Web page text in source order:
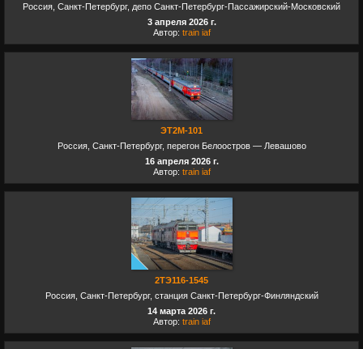
Россия, Санкт-Петербург, депо Санкт-Петербург-Пассажирский-Московский
3 апреля 2026 г.
Автор: train iaf
ЭТ2М-101
Россия, Санкт-Петербург, перегон Белоостров — Левашово
16 апреля 2026 г.
Автор: train iaf
2ТЭ116-1545
Россия, Санкт-Петербург, станция Санкт-Петербург-Финляндский
14 марта 2026 г.
Автор: train iaf